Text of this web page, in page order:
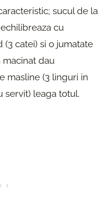
sucul de la
cu
catei) si o jumatate
dau
masline (3 linguri in
servit) leaga totul.